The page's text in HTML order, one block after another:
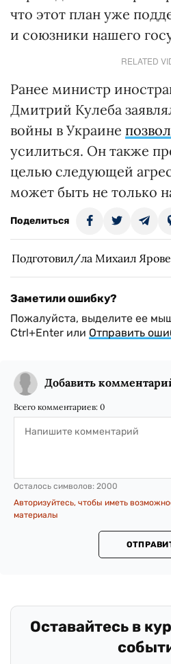
что этот план уже
и союзники нашего
RELATED
Ранее министр
Дмитрий Кулеба
войны в Украине
усилиться. Он также
целью следующей
может быть не только
Поделиться
Подготовил/ла Михаил
Заметили ошибку?
Пожалуйста, выделите ее
Ctrl+Enter или Отправить
Добавить
Всего комментариев: 0
Осталось символов: 2000
Авторизуйтесь, чтобы иметь
материалы
Оставайтесь в